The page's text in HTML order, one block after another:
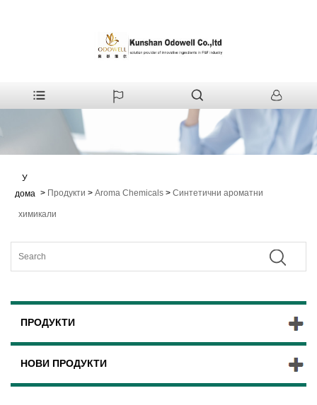
У
дома > Продукти > Aroma Chemicals > Синтетични ароматни
химикали
ПРОДУКТИ
НОВИ ПРОДУКТИ